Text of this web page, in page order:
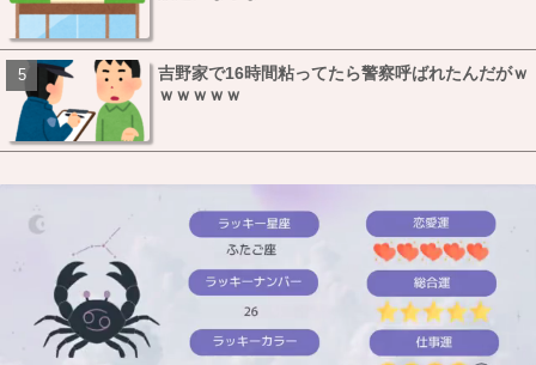
吉野家で16時間粘ってたら警察呼ばれたんだがｗ
ｗｗｗｗｗ